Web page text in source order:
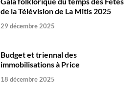
de la Télévision de La Mitis 2025
29 décembre 2025
Budget et triennal des
immobilisations à Price
18 décembre 2025